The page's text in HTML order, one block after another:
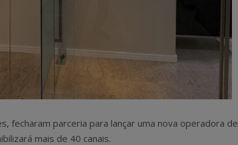
fecharam parceria para lançar uma nova operadora de
mais de 40 canais.